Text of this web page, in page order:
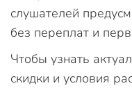
слушателей
без переплат и
Чтобы узнать
скидки и условия